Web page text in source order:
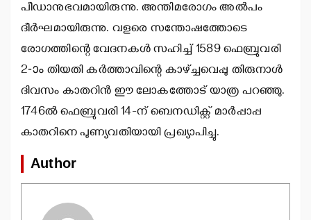
പീഡാനുഭവമായിരുന്നു. അന്തിമരോഗം അല്‍പം
ദീര്‍ഘമായിരുന്നു. വളരെ സന്തോഷത്തോടെ
രോഗത്തിന്റെ വേദനകള്‍ സഹിച്ച് 1589 ഫെബ്രുവരി
2-ാം തിയതി കര്‍ത്താവിന്റെ കാഴ്ച്ചവെപ്പു തിരുനാള്‍
ദിവസം കാതറിന്‍ ഈ ലോകത്തോട് യാത്ര പറഞ്ഞു.
1746ല്‍ ഫെബ്രുവരി 14-ന് ബെനഡിക്റ്റ് മാര്‍പ്പാപ്പ
കാതറിനെ പുണ്യവതിയായി പ്രഖ്യാപിച്ചു.
Author